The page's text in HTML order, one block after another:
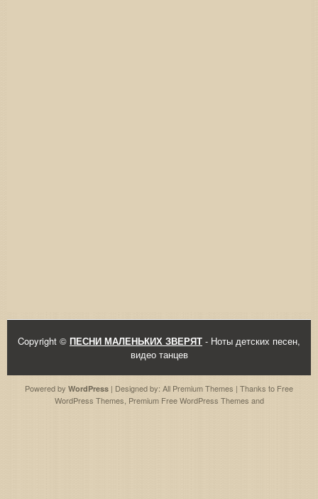
Copyright © ПЕСНИ МАЛЕНЬКИХ ЗВЕРЯТ - Ноты детских песен,
видео танцев
Powered by WordPress | Designed by: All Premium Themes | Thanks to Free
WordPress Themes Premium Free WordPress Themes and